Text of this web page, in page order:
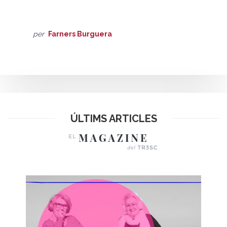
per Farners Burguera
ÚLTIMS ARTICLES